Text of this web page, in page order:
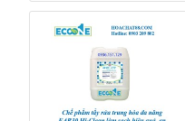
và Công Nghiệp